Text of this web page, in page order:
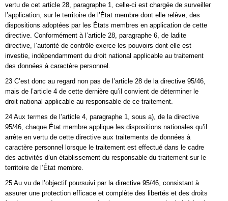
vertu de cet article 28, paragraphe 1, celle-ci est chargée de surveiller
l’application, sur le territoire de l’État membre dont elle relève, des
dispositions adoptées par les États membres en application de cette
directive. Conformément à l’article 28, paragraphe 6, de ladite
directive, l’autorité de contrôle exerce les pouvoirs dont elle est
investie, indépendamment du droit national applicable au traitement
des données à caractère personnel.
23 C’est donc au regard non pas de l’article 28 de la directive 95/46,
mais de l’article 4 de cette dernière qu’il convient de déterminer le
droit national applicable au responsable de ce traitement.
24 Aux termes de l’article 4, paragraphe 1, sous a), de la directive
95/46, chaque État membre applique les dispositions nationales qu’il
arrête en vertu de cette directive aux traitements de données à
caractère personnel lorsque le traitement est effectué dans le cadre
des activités d’un établissement du responsable du traitement sur le
territoire de l’État membre.
25 Au vu de l’objectif poursuivi par la directive 95/46, consistant à
assurer une protection efficace et complète des libertés et des droits